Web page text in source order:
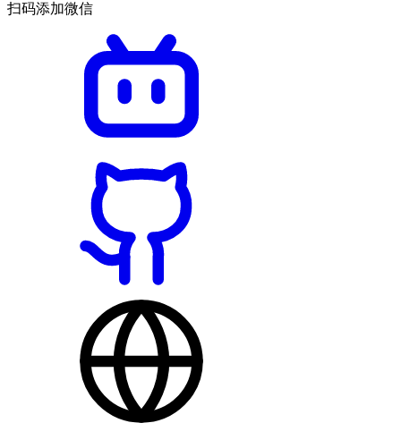
扫码添加微信